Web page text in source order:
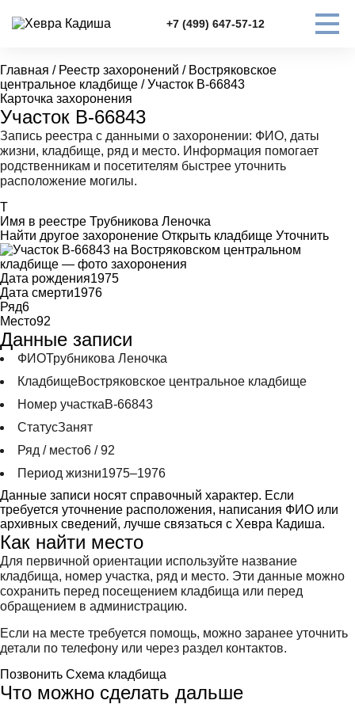
+7 (499) 647-57-12
Главная / Реестр захоронений / Востряковское
центральное кладбище / Участок В-66843
Карточка захоронения
Участок В-66843
Запись реестра с данными о захоронении: ФИО, даты
жизни, кладбище, ряд и место. Информация помогает
родственникам и посетителям быстрее уточнить
расположение могилы.
Т
Имя в реестре Трубникова Леночка
Найти другое захоронение Открыть кладбище Уточнить
Дата рождения1975
Дата смерти1976
Ряд6
Место92
Данные записи
ФИОТрубникова Леночка
КладбищеВостряковское центральное кладбище
Номер участкаВ-66843
СтатусЗанят
Ряд / место6 / 92
Период жизни1975–1976
Данные записи носят справочный характер. Если
требуется уточнение расположения, написания ФИО или
архивных сведений, лучше связаться с Хевра Кадиша.
Как найти место
Для первичной ориентации используйте название
кладбища, номер участка, ряд и место. Эти данные можно
сохранить перед посещением кладбища или перед
обращением в администрацию.
Если на месте требуется помощь, можно заранее уточнить
детали по телефону или через раздел контактов.
Позвонить Схема кладбища
Что можно сделать дальше